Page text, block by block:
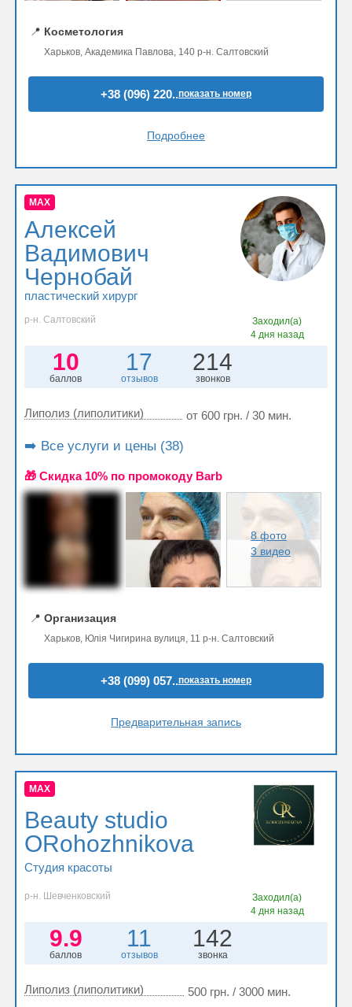
📍 Косметология
Харьков, Академика Павлова, 140 р-н. Салтовский
+38 (096) 220..показать номер
Подробнее
MAX
Алексей
Вадимович
Чернобай
пластический хирург
р-н. Салтовский
Заходил(а)
4 дня назад
10
баллов
17
отзывов
214
звонков
Липолиз (липолитики) от 600 грн. / 30 мин.
➡️ Все услуги и цены (38)
🎁 Cкидка 10% по промокоду Barb
8 фото
3 видео
📍 Организация
Харьков, Юлія Чигирина вулиця, 11 р-н. Салтовский
+38 (099) 057..показать номер
Предварительная запись
MAX
Beauty studio
ORohozhnikova
Студия красоты
р-н. Шевченковский
Заходил(а)
4 дня назад
9.9
баллов
11
отзывов
142
звонка
Липолиз (липолитики) 500 грн. / 3000 мин.